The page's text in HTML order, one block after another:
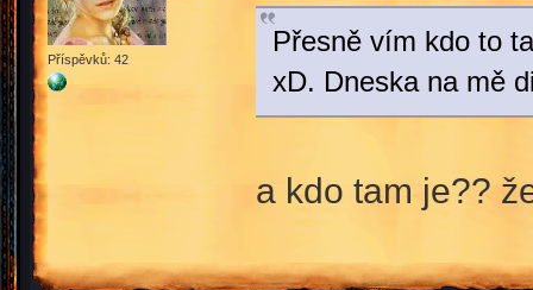
Příspěvků: 42
Přesně vím kdo to
xD. Dneska na mě
a kdo tam je??